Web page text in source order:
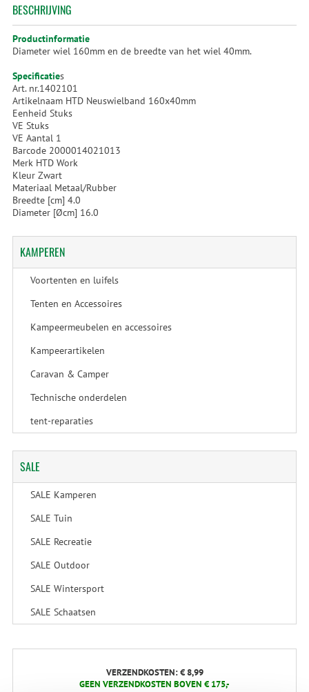
BESCHRIJVING
Productinformatie
Diameter wiel 160mm en de breedte van het wiel 40mm.
Specificaties
Art. nr.1402101
Artikelnaam HTD Neuswielband 160x40mm
Eenheid Stuks
VE Stuks
VE Aantal 1
Barcode 2000014021013
Merk HTD Work
Kleur Zwart
Materiaal Metaal/Rubber
Breedte [cm] 4.0
Diameter [Øcm] 16.0
KAMPEREN
Voortenten en luifels
Tenten en Accessoires
Kampeermeubelen en accessoires
Kampeerartikelen
Caravan & Camper
Technische onderdelen
tent-reparaties
SALE
SALE Kamperen
SALE Tuin
SALE Recreatie
SALE Outdoor
SALE Wintersport
SALE Schaatsen
VERZENDKOSTEN: € 8,99
GEEN VERZENDKOSTEN BOVEN € 175,-